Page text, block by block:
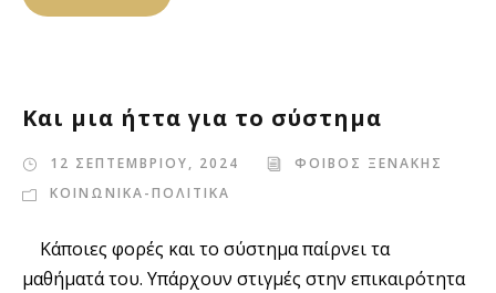
Και μια ήττα για το σύστημα
12 ΣΕΠΤΕΜΒΡΙΟΥ, 2024
ΦΟΙΒΟΣ ΞΕΝΑΚΗΣ
ΚΟΙΝΩΝΙΚΑ-ΠΟΛΙΤΙΚΑ
Κάποιες φορές και το σύστημα παίρνει τα
μαθήματά του. Υπάρχουν στιγμές στην επικαιρότητα